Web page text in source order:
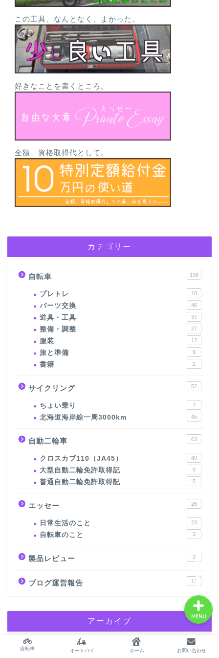
この工具、なんとなく、よかった。
好きなことを書くところ。
全額、資格取得代として。
カテゴリー
自転車 138
プレトレ 10
パーツ交換 46
道具・工具 37
整備・調整 27
服装 12
旅と準備 9
書籍 2
サイクリング 52
ちょい乗り 7
北海道海岸線一周3000km 45
自動二輪車 63
クロスカブ110（JA45） 49
大型自動二輪免許取得記 9
普通自動二輪免許取得記 5
エッセー 26
日常生活のこと 23
自転車のこと 3
製品レビュー 3
ブログ運営報告 12
アーカイブ
自転車 オートバイ ホーム お問い合わせ
MENU